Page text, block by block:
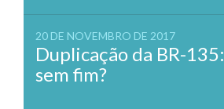
20 DE NOVEMBRO DE 2017
Duplicação da BR-
sem fim?